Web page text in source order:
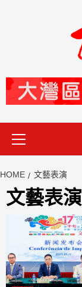
HOME 文藝表演
文藝表演